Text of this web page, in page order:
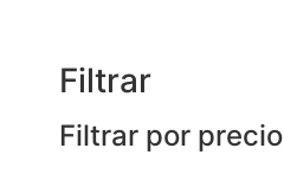
Filtrar
Filtrar por precio